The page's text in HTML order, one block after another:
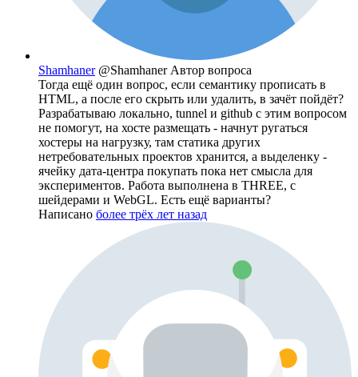
Shamhaner @Shamhaner Автор вопроса
Тогда ещё один вопрос, если семантику прописать в
HTML, а после его скрыть или удалить, в зачёт пойдёт?
Разрабатываю локально, tunnel и github с этим вопросом
не помогут, на хосте размещать - начнут ругаться
хостеры на нагрузку, там статика других
нетребовательных проектов хранится, а выделенку -
ячейку дата-центра покупать пока нет смысла для
экспериментов. Работа выполнена в THREE, с
шейдерами и WebGL. Есть ещё варианты?
Написано более трёх лет назад